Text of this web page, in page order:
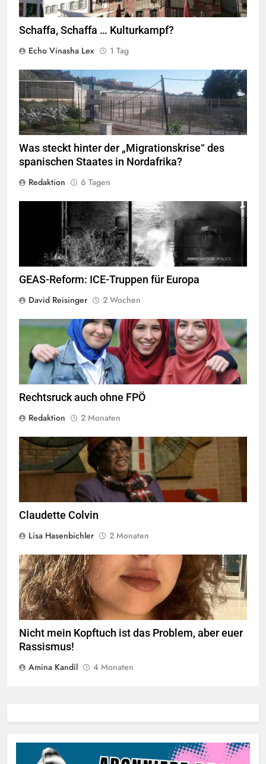
Schaffa, Schaffa … Kulturkampf?
Echo Vinasha Lex
1 Tag
Valla de la Frontera zwischen Ceuta und Marokko.Quelle©
Xemenendura, CA-
BY-SA-3.0
Was steckt hinter der „Migrationskrise“ des
spanischen Staates in Nordafrika?
Redaktion
6 Tagen
George Floyd Aufstand © Chad Davis.jpg
GEAS-Reform: ICE-Truppen für Europa
David Reisinger
2 Wochen
Das Kopftuchverbot hat nur den Zweck Muslime zu stigmatisieren,
Quelle©CC-BY-2.0
Rechtsruck auch ohne FPÖ
Redaktion
2 Monaten
By "FanSmiles" on YouTube, © CC-BY 3.0
Claudette Colvin
Lisa Hasenbichler
2 Monaten
Amina Kandil © linkswende.org,CC-BY-SA-1.0
Nicht mein Kopftuch ist das Problem, aber euer
Rassismus!
Amina Kandil
4 Monaten